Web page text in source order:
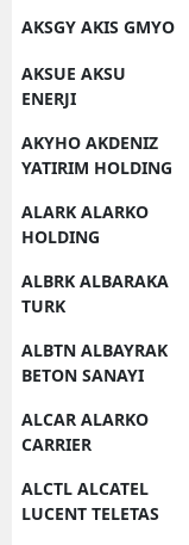
AKSGY AKIS GMYO
AKSUE AKSU
ENERJI
AKYHO AKDENIZ
YATIRIM HOLDING
ALARK ALARKO
HOLDING
ALBRK ALBARAKA
TURK
ALBTN ALBAYRAK
BETON SANAYI
ALCAR ALARKO
CARRIER
ALCTL ALCATEL
LUCENT TELETAS